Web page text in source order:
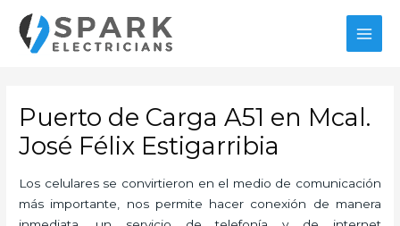
contenido
Puerto de Carga A51 en Mcal.
José Félix Estigarribia
Los celulares se convirtieron en el medio de comunicación
más importante, nos permite hacer conexión de manera